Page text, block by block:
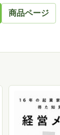
商品ページ